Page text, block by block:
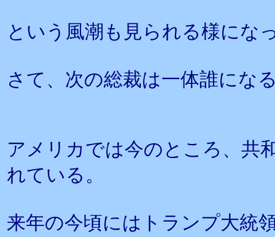
という風潮も見られる様にな
さて、次の総裁は一体誰にな
アメリカでは今のところ、共
れている。
来年の今頃にはトランプ大統